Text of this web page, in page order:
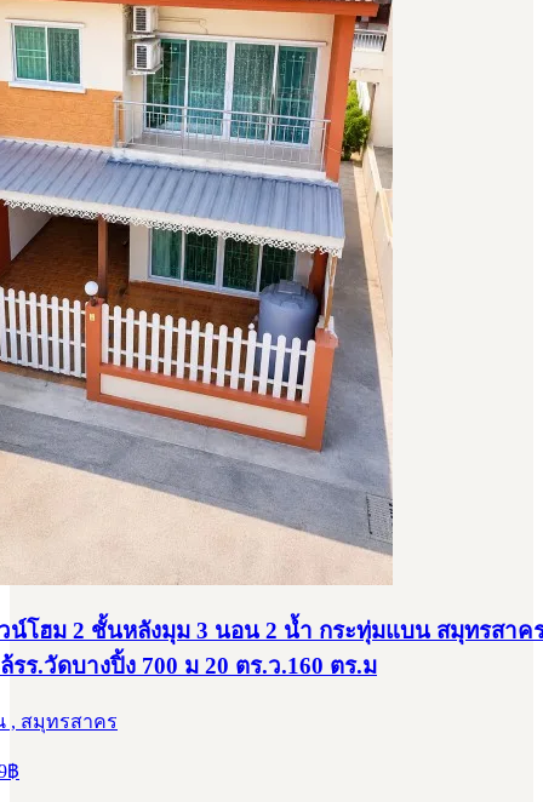
น์โฮม 2 ชั้นหลังมุม 3 นอน 2 น้ำ กระทุ่มแบน สมุทรสาค
รร.วัดบางปิ้ง 700 ม 20 ตร.ว.160 ตร.ม
, สมุทรสาคร
฿